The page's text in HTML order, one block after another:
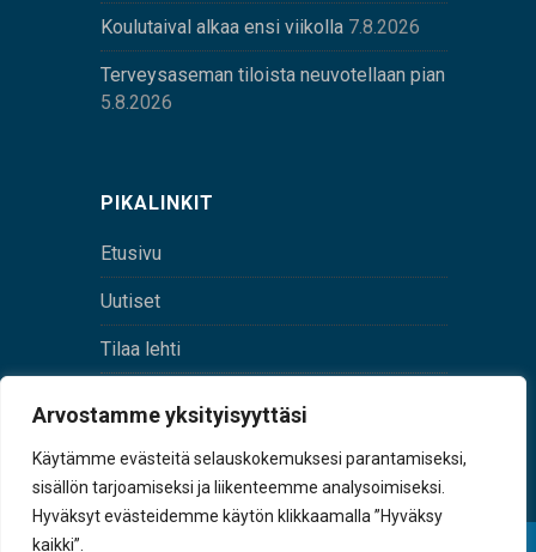
Arvostamme yksityisyyttäsi
Käytämme evästeitä selauskokemuksesi parantamiseksi,
sisällön tarjoamiseksi ja liikenteemme analysoimiseksi.
Hyväksyt evästeidemme käytön klikkaamalla ”Hyväksy
kaikki”.
Koulutaival alkaa ensi viikolla 7.8.2026
Terveysaseman tiloista neuvotellaan pian
5.8.2026
PIKALINKIT
Etusivu
Uutiset
Tilaa lehti